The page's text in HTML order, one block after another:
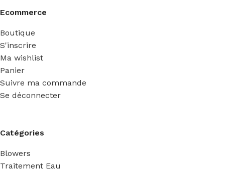
Ecommerce
Boutique
S'inscrire
Ma wishlist
Panier
Suivre ma commande
Se déconnecter
Catégories
Blowers
Traitement Eau